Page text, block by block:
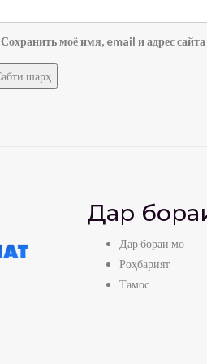
Сохранить моё имя, email и адрес
Дар
Дар бораи мо
Роҳбарият
Тамос